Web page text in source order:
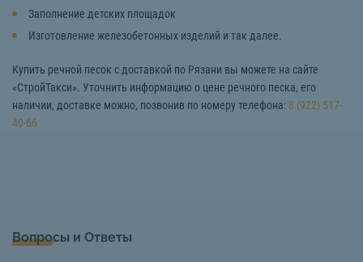
Заполнение детских площадок
Изготовление железобетонных изделий и так далее.
Купить речной песок с доставкой по Рязани вы можете на сайте
«СтройТакси». Уточнить информацию о цене речного песка, его
наличии, доставке можно, позвонив по номеру телефона: 8 (922) 517-
40-66
Вопросы и Ответы